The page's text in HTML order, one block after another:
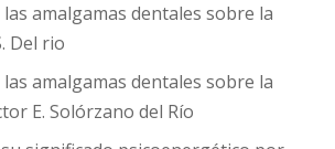
las amalgamas dentales sobre la
Del rio
las amalgamas dentales sobre la
E. Solórzano del Río